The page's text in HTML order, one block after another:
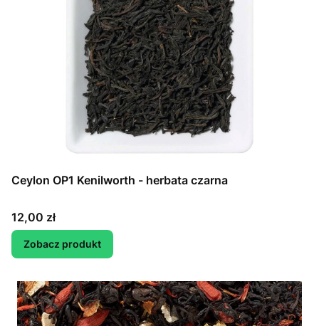
Ceylon OP1 Kenilworth - herbata czarna
Cena
12,00 zł
Zobacz produkt